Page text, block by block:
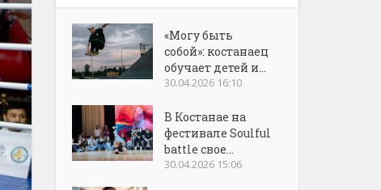
«Могу быть
собой»: костанаец
обучает детей и...
30.04.2026 16:10
В Костанае на
фестивале Soulful
battle свое...
30.04.2026 15:06